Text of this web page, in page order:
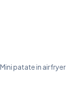
Mini patate in airfryer